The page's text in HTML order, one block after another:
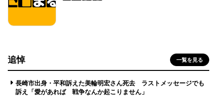
追悼 一覧を見る
長崎市出身・平和訴えた美輪明宏さん死去 ラストメッセージでも
訴え「愛があれば 戦争なんか起こりません」